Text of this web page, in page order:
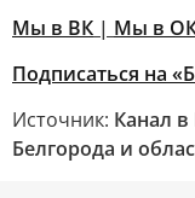
Мы в ВК | Мы в
Подписаться на
Источник: Канал
Белгорода и